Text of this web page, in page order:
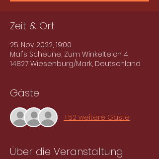
Zeit & Ort
25. Nov. 2022, 19:00
Mal's Scheune, Zum Winkelteich 4,
14827 Wiesenburg/Mark, Deutschland
Gäste
+52 weitere Gäste
Über die Veranstaltung